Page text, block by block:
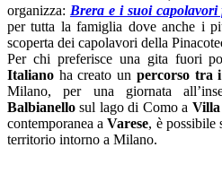
organizza: Brera e i suoi capolavori
per tutta la famiglia dove anche i
scoperta dei capolavori della
Per chi preferisce una gita fuori
Italiano ha creato un percorso tra
Milano, per una giornata
Balbianello sul lago di Como a Villa
contemporanea aVarese, è possibile
territorio intorno a Milano.